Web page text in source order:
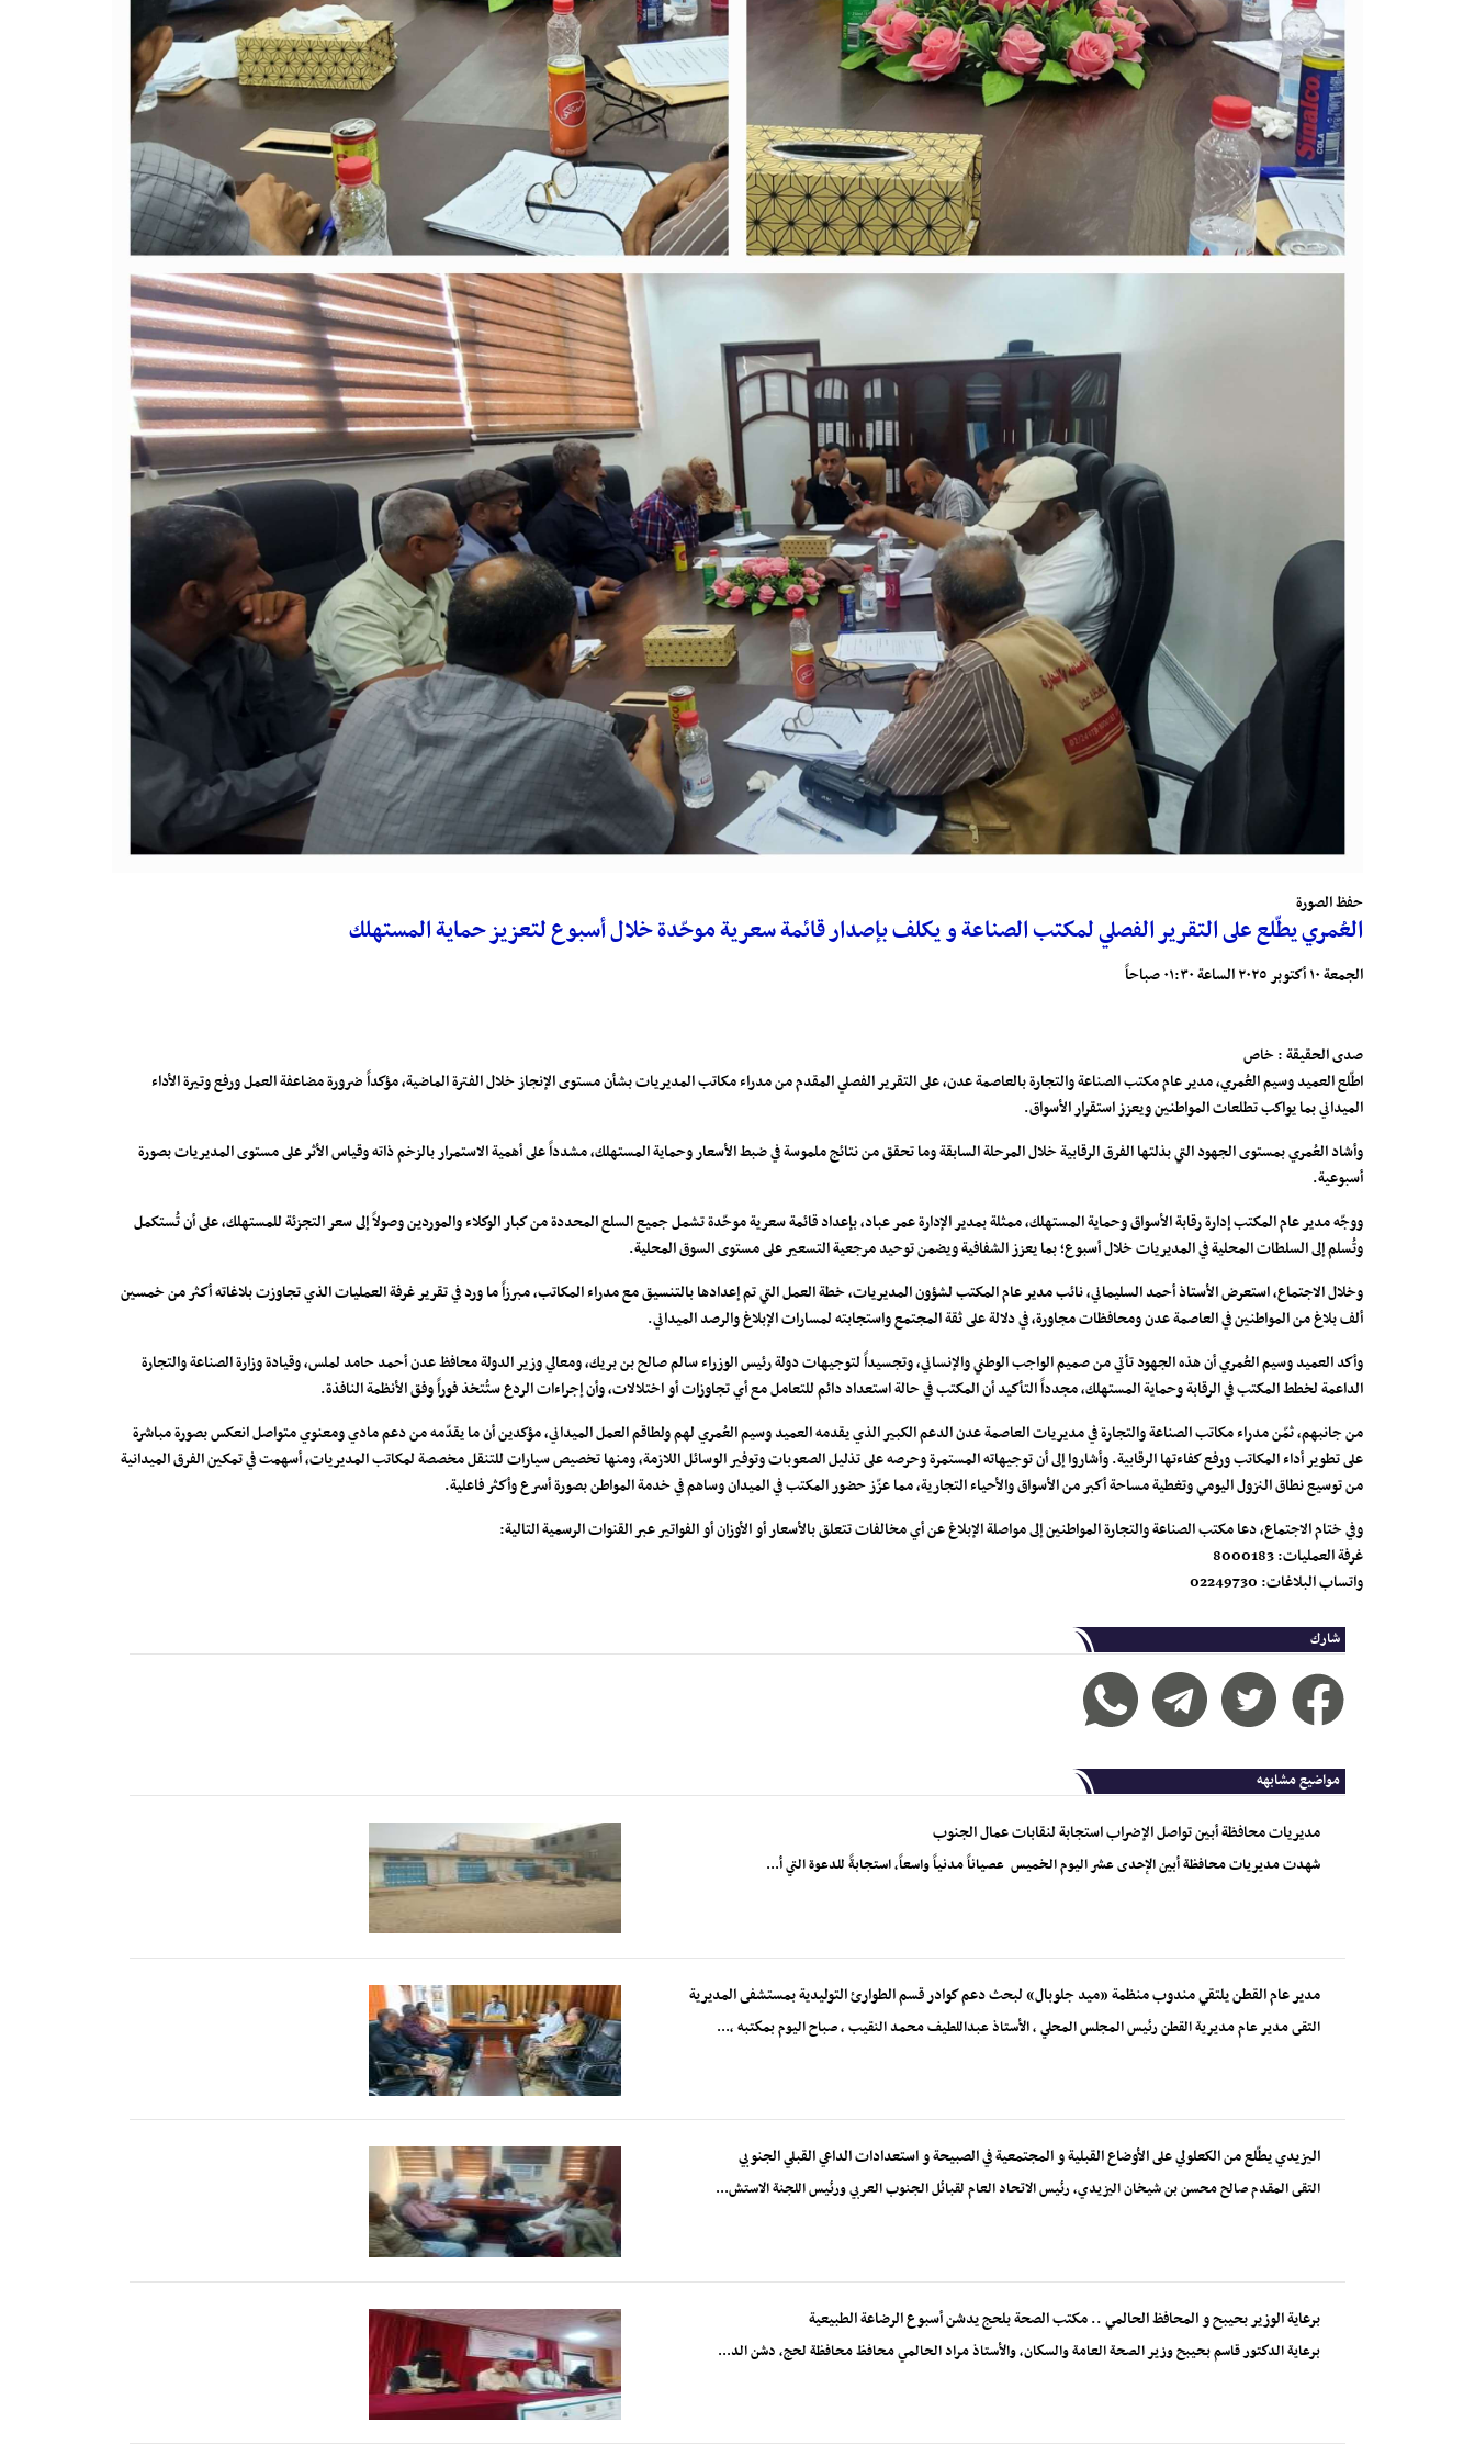
حفظ الصورة
العُمري يطّلع على التقرير الفصلي لمكتب الصناعة و يكلف بإصدار قائمة سعرية موحّدة خلال أسبوع لتعزيز حماية المستهلك
الجمعة ١٠ أكتوبر ٢٠٢٥ الساعة ٠١:٣٠ صباحاً
صدى الحقيقة : خاص
اطّلع العميد وسيم العُمري، مدير عام مكتب الصناعة والتجارة بالعاصمة عدن، على التقرير الفصلي المقدم من مدراء مكاتب المديريات بشأن مستوى الإنجاز خلال الفترة الماضية، مؤكداً ضرورة مضاعفة العمل ورفع وتيرة الأداء
الميداني بما يواكب تطلعات المواطنين ويعزز استقرار الأسواق.
وأشاد العُمري بمستوى الجهود التي بذلتها الفرق الرقابية خلال المرحلة السابقة وما تحقق من نتائج ملموسة في ضبط الأسعار وحماية المستهلك، مشدداً على أهمية الاستمرار بالزخم ذاته وقياس الأثر على مستوى المديريات بصورة
أسبوعية.
ووجّه مدير عام المكتب إدارة رقابة الأسواق وحماية المستهلك، ممثلة بمدير الإدارة عمر عباد، بإعداد قائمة سعرية موحّدة تشمل جميع السلع المحددة من كبار الوكلاء والموردين وصولاً إلى سعر التجزئة للمستهلك، على أن تُستكمل
وتُسلم إلى السلطات المحلية في المديريات خلال أسبوع؛ بما يعزز الشفافية ويضمن توحيد مرجعية التسعير على مستوى السوق المحلية.
وخلال الاجتماع، استعرض الأستاذ أحمد السليماني، نائب مدير عام المكتب لشؤون المديريات، خطة العمل التي تم إعدادها بالتنسيق مع مدراء المكاتب، مبرزاً ما ورد في تقرير غرفة العمليات الذي تجاوزت بلاغاته أكثر من خمسين
ألف بلاغ من المواطنين في العاصمة عدن ومحافظات مجاورة، في دلالة على ثقة المجتمع واستجابته لمسارات الإبلاغ والرصد الميداني.
وأكد العميد وسيم العُمري أن هذه الجهود تأتي من صميم الواجب الوطني والإنساني، وتجسيداً لتوجيهات دولة رئيس الوزراء سالم صالح بن بريك، ومعالي وزير الدولة محافظ عدن أحمد حامد لملس، وقيادة وزارة الصناعة والتجارة
الداعمة لخطط المكتب في الرقابة وحماية المستهلك، مجدداً التأكيد أن المكتب في حالة استعداد دائم للتعامل مع أي تجاوزات أو اختلالات، وأن إجراءات الردع ستُتخذ فوراً وفق الأنظمة النافذة.
من جانبهم، ثمّن مدراء مكاتب الصناعة والتجارة في مديريات العاصمة عدن الدعم الكبير الذي يقدمه العميد وسيم العُمري لهم ولطاقم العمل الميداني، مؤكدين أن ما يقدّمه من دعم مادي ومعنوي متواصل انعكس بصورة مباشرة
على تطوير أداء المكاتب ورفع كفاءتها الرقابية. وأشاروا إلى أن توجيهاته المستمرة وحرصه على تذليل الصعوبات وتوفير الوسائل اللازمة، ومنها تخصيص سيارات للتنقل مخصصة لمكاتب المديريات، أسهمت في تمكين الفرق الميدانية
من توسيع نطاق النزول اليومي وتغطية مساحة أكبر من الأسواق والأحياء التجارية، مما عزّز حضور المكتب في الميدان وساهم في خدمة المواطن بصورة أسرع وأكثر فاعلية.
وفي ختام الاجتماع، دعا مكتب الصناعة والتجارة المواطنين إلى مواصلة الإبلاغ عن أي مخالفات تتعلق بالأسعار أو الأوزان أو الفواتير عبر القنوات الرسمية التالية:
غرفة العمليات: 8000183
واتساب البلاغات: 02249730
شارك
مواضيع مشابهه
مديريات محافظة أبين تواصل الإضراب استجابة لنقابات عمال الجنوب
شهدت مديريات محافظة أبين الإحدى عشر اليوم الخميس عصياناً مدنياً واسعاً، استجابةً للدعوة التي أ...
مدير عام القطن يلتقي مندوب منظمة «ميد جلوبال» لبحث دعم كوادر قسم الطوارئ التوليدية بمستشفى المديرية
التقى مدير عام مديرية القطن رئيس المجلس المحلي ، الأستاذ عبداللطيف محمد النقيب ، صباح اليوم بمكتبه ،...
اليزيدي يطّلع من الكعلولي على الأوضاع القبلية و المجتمعية في الصبيحة و استعدادات الداعي القبلي الجنوبي
التقى المقدم صالح محسن بن شيخان اليزيدي، رئيس الاتحاد العام لقبائل الجنوب العربي ورئيس اللجنة الاستش...
برعاية الوزير بحيبح و المحافظ الحالمي .. مكتب الصحة بلحج يدشن أسبوع الرضاعة الطبيعية
برعاية الدكتور قاسم بحيبح وزير الصحة العامة والسكان، والأستاذ مراد الحالمي محافظ محافظة لحج، دشن الد...